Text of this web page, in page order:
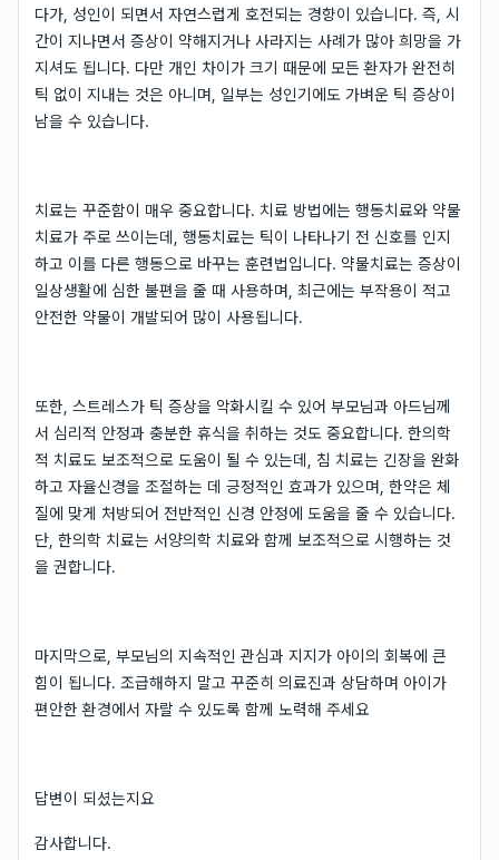
다가, 성인이 되면서 자연스럽게 호전되는 경향이 있습니다. 즉, 시
간이 지나면서 증상이 약해지거나 사라지는 사례가 많아 희망을 가
지셔도 됩니다. 다만 개인 차이가 크기 때문에 모든 환자가 완전히
틱 없이 지내는 것은 아니며, 일부는 성인기에도 가벼운 틱 증상이
남을 수 있습니다.
치료는 꾸준함이 매우 중요합니다. 치료 방법에는 행동치료와 약물
치료가 주로 쓰이는데, 행동치료는 틱이 나타나기 전 신호를 인지
하고 이를 다른 행동으로 바꾸는 훈련법입니다. 약물치료는 증상이
일상생활에 심한 불편을 줄 때 사용하며, 최근에는 부작용이 적고
안전한 약물이 개발되어 많이 사용됩니다.
또한, 스트레스가 틱 증상을 악화시킬 수 있어 부모님과 아드님께
서 심리적 안정과 충분한 휴식을 취하는 것도 중요합니다. 한의학
적 치료도 보조적으로 도움이 될 수 있는데, 침 치료는 긴장을 완화
하고 자율신경을 조절하는 데 긍정적인 효과가 있으며, 한약은 체
질에 맞게 처방되어 전반적인 신경 안정에 도움을 줄 수 있습니다.
단, 한의학 치료는 서양의학 치료와 함께 보조적으로 시행하는 것
을 권합니다.
마지막으로, 부모님의 지속적인 관심과 지지가 아이의 회복에 큰
힘이 됩니다. 조급해하지 말고 꾸준히 의료진과 상담하며 아이가
편안한 환경에서 자랄 수 있도록 함께 노력해 주세요
답변이 되셨는지요
감사합니다.